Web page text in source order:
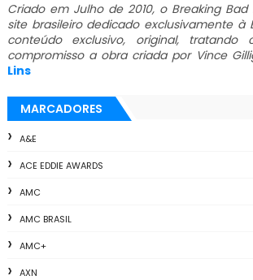
Criado em Julho de 2010, o Breaking
site brasileiro dedicado exclusivamente à
conteúdo exclusivo, original, tratando
compromisso a obra criada por Vince
Lins
MARCADORES
A&E
ACE EDDIE AWARDS
AMC
AMC BRASIL
AMC+
AXN